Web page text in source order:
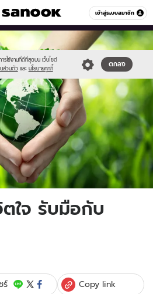
เข้าสู่ระบบสมาชิก
หมวดอื่นๆ
ารใช้งานที่ดีที่สุดบน เว็บไซต์
นส่วนตัว และ นโยบายคุกกี้
ตกลง
logo-m.jpg
ใจ รับมือกับ
ร์ Copy link